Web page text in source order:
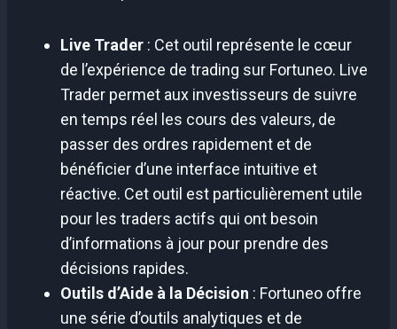
Live Trader : Cet outil représente le cœur
de l’expérience de trading sur Fortuneo. Live
Trader permet aux investisseurs de suivre
en temps réel les cours des valeurs, de
passer des ordres rapidement et de
bénéficier d’une interface intuitive et
réactive. Cet outil est particulièrement utile
pour les traders actifs qui ont besoin
d’informations à jour pour prendre des
décisions rapides.
Outils d’Aide à la Décision : Fortuneo offre
une série d’outils analytiques et de